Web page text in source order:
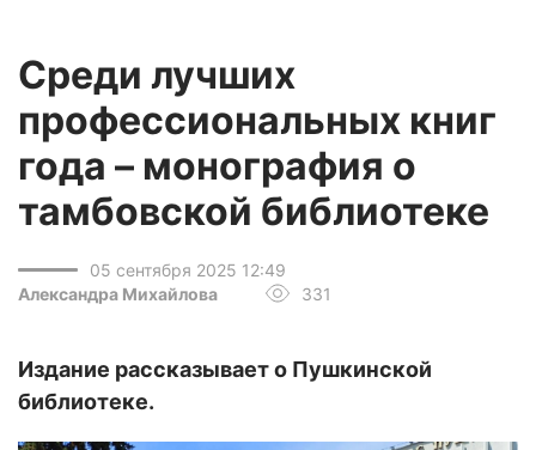
Среди лучших
профессиональных книг
года – монография о
тамбовской библиотеке
05 сентября 2025 12:49
Александра Михайлова
331
Издание рассказывает о Пушкинской
библиотеке.